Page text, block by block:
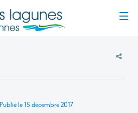
Publié le15 décembre 2017